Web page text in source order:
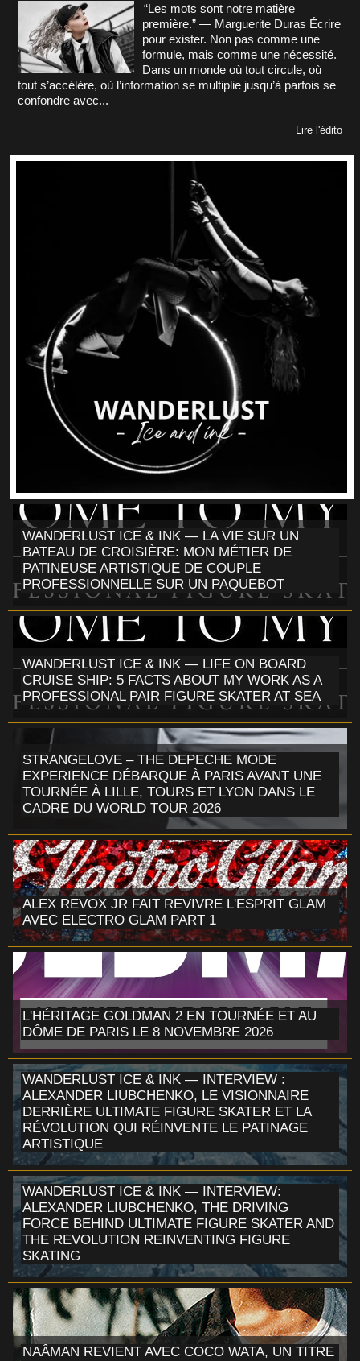
“Les mots sont notre matière
première.” — Marguerite Duras Écrire
pour exister. Non pas comme une
formule, mais comme une nécessité.
Dans un monde où tout circule, où
tout s’accélère, où l’information se multiplie jusqu’à parfois se
confondre avec...
Lire l'édito
WANDERLUST ICE & INK — LA VIE SUR UN
BATEAU DE CROISIÈRE: MON MÉTIER DE
PATINEUSE ARTISTIQUE DE COUPLE
PROFESSIONNELLE SUR UN PAQUEBOT
WANDERLUST ICE & INK — LIFE ON BOARD
CRUISE SHIP: 5 FACTS ABOUT MY WORK AS A
PROFESSIONAL PAIR FIGURE SKATER AT SEA
STRANGELOVE – THE DEPECHE MODE
EXPERIENCE DÉBARQUE À PARIS AVANT UNE
TOURNÉE À LILLE, TOURS ET LYON DANS LE
CADRE DU WORLD TOUR 2026
ALEX REVOX JR FAIT REVIVRE L'ESPRIT GLAM
AVEC ELECTRO GLAM PART 1
L'HÉRITAGE GOLDMAN 2 EN TOURNÉE ET AU
DÔME DE PARIS LE 8 NOVEMBRE 2026
WANDERLUST ICE & INK — INTERVIEW :
ALEXANDER LIUBCHENKO, LE VISIONNAIRE
DERRIÈRE ULTIMATE FIGURE SKATER ET LA
RÉVOLUTION QUI RÉINVENTE LE PATINAGE
ARTISTIQUE
WANDERLUST ICE & INK — INTERVIEW:
ALEXANDER LIUBCHENKO, THE DRIVING
FORCE BEHIND ULTIMATE FIGURE SKATER AND
THE REVOLUTION REINVENTING FIGURE
SKATING
NAÂMAN REVIENT AVEC COCO WATA, UN TITRE